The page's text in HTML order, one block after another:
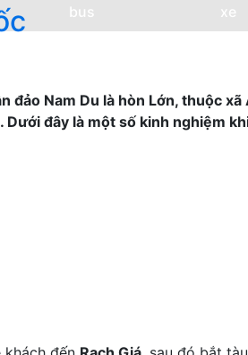
bus
xe
Nam Du là hòn Lớn, thuộc
đây là một số kinh nghiệm